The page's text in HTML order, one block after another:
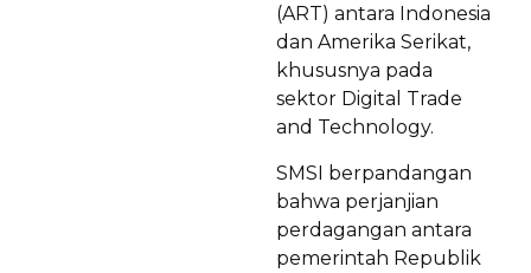
(ART) antara Indonesia
dan Amerika Serikat,
khususnya pada
sektor Digital Trade
and Technology.
SMSI berpandangan
bahwa perjanjian
perdagangan antara
pemerintah Republik